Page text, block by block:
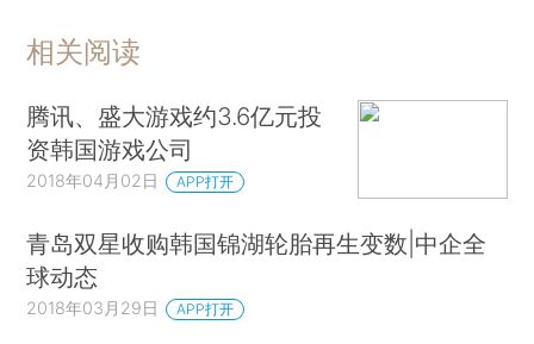
相关阅读
腾讯、盛大游戏约3.6亿元投
资韩国游戏公司
2018年04月02日 APP打开
青岛双星收购韩国锦湖轮胎再生变数|中企全
球动态
2018年03月29日 APP打开